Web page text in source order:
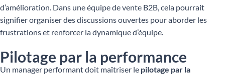
d’amélioration. Dans une équipe de vente B2B, cela pourrait
signifier organiser des discussions ouvertes pour aborder les
frustrations et renforcer la dynamique d’équipe.
Pilotage par la performance
Un manager performant doit maîtriser le pilotage par la